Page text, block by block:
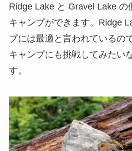
Ridge Lake と Gravel Lake の
キャンプができます。Ridge
プには最適と言われているの
キャンプにも挑戦してみたい
す。